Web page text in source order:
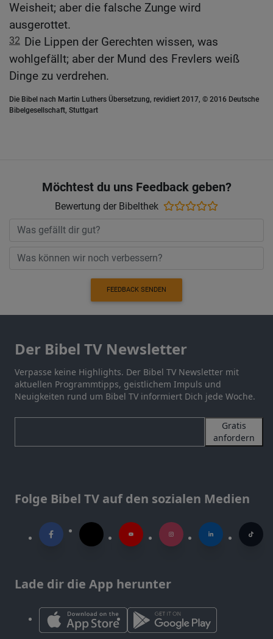
Weisheit; aber die falsche Zunge wird
ausgerottet.
32 Die Lippen der Gerechten wissen, was
wohlgefällt; aber der Mund des Frevlers weiß
Dinge zu verdrehen.
Die Bibel nach Martin Luthers Übersetzung, revidiert 2017, © 2016 Deutsche
Bibelgesellschaft, Stuttgart
Möchtest du uns Feedback geben?
Bewertung der Bibelthek
FEEDBACK SENDEN
Der Bibel TV Newsletter
Verpasse keine Highlights. Der Bibel TV Newsletter mit
aktuellen Programmtipps, geistlichem Impuls und
Neuigkeiten rund um Bibel TV informiert Dich jede Woche.
Gratis
anfordern
Folge Bibel TV auf den sozialen Medien
Lade dir die App herunter